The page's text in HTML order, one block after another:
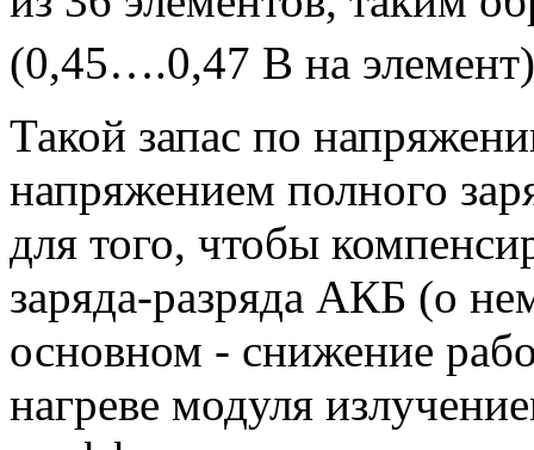
(0,45….0,47 В на
Такой запас по
напряжением полного
для того, чтобы
заряда-разряда АКБ (о
основном - снижение
нагреве модуля